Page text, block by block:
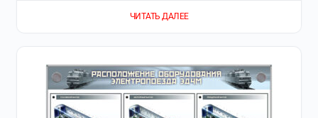
ЧИТАТЬ ДАЛЕЕ